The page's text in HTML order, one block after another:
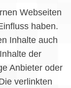
Webseiten
haben.
Inhalte auch
der
Anbieter oder
verlinkten